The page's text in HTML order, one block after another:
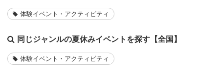
体験イベント・アクティビティ
同じジャンルの夏休みイベントを探す【全国】
体験イベント・アクティビティ